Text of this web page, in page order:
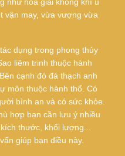
vận may, vừa vượng vừa
dụng trong phong thủy
liêm trinh thuộc hành
cạnh đó đá thạch anh
môn thuộc hành thổ. Có
bình an và có sức khỏe.
hợp bạn cần lưu ý nhiều
thước, khối lượng...
giúp bạn điều này.